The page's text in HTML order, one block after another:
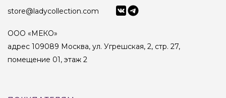
store@ladycollection.com
ООО «МЕКО»
адрес 109089 Москва, ул. Угрешская, 2, стр. 27,
помещение 01, этаж 2